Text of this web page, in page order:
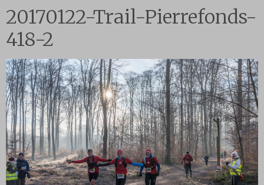
20170122-Trail-Pierrefonds-
418-2